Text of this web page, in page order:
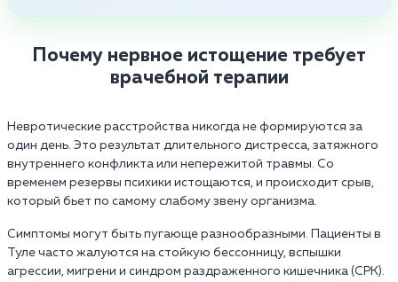
Почему нервное истощение требует
врачебной терапии
Невротические расстройства никогда не формируются за
один день. Это результат длительного дистресса, затяжного
внутреннего конфликта или непережитой травмы. Со
временем резервы психики истощаются, и происходит срыв,
который бьет по самому слабому звену организма.
Симптомы могут быть пугающе разнообразными. Пациенты в
Туле часто жалуются на стойкую бессонницу, вспышки
агрессии, мигрени и синдром раздраженного кишечника (СРК).